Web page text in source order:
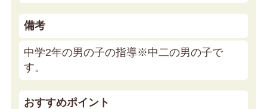
備考
中学2年の男の子の指導※中二の男の子で
す。
おすすめポイント